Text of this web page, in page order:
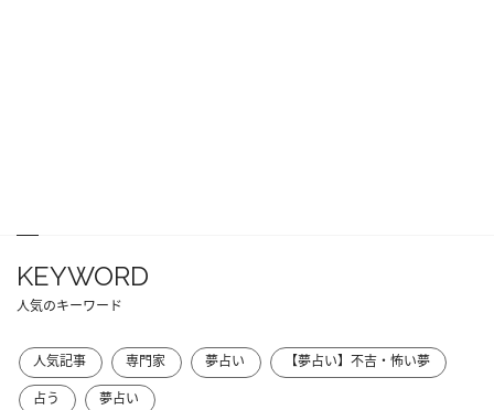
KEYWORD
人気のキーワード
人気記事 専門家 夢占い
【夢占い】不吉・怖い夢
占う
夢占い